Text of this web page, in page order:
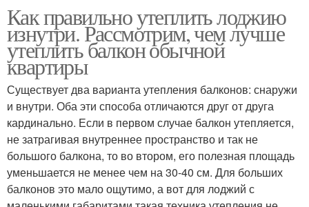
Как правильно утеплить лоджию
изнутри. Рассмотрим, чем лучше
утеплить балкон обычной
квартиры
Существует два варианта утепления балконов: снаружи
и внутри. Оба эти способа отличаются друг от друга
кардинально. Если в первом случае балкон утепляется,
не затрагивая внутреннее пространство и так не
большого балкона, то во втором, его полезная площадь
уменьшается не менее чем на 30-40 см. Для больших
балконов это мало ощутимо, а вот для лоджий с